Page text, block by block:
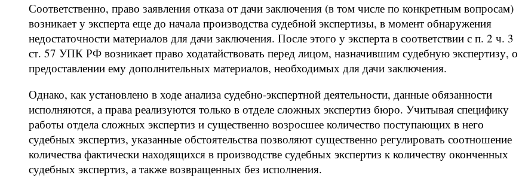
Соответственно, право заявления отказа от дачи заключения (в том числе по конкретным вопросам)
возникает у эксперта еще до начала производства судебной экспертизы, в момент обнаружения
недостаточности материалов для дачи заключения. После этого у эксперта в соответствии с п. 2 ч. 3
ст. 57 УПК РФ возникает право ходатайствовать перед лицом, назначившим судебную экспертизу, о
предоставлении ему дополнительных материалов, необходимых для дачи заключения.
Однако, как установлено в ходе анализа судебно-экспертной деятельности, данные обязанности
исполняются, а права реализуются только в отделе сложных экспертиз бюро. Учитывая специфику
работы отдела сложных экспертиз и существенно возросшее количество поступающих в него
судебных экспертиз, указанные обстоятельства позволяют существенно регулировать соотношение
количества фактически находящихся в производстве судебных экспертиз к количеству оконченных
судебных экспертиз, а также возвращенных без исполнения.